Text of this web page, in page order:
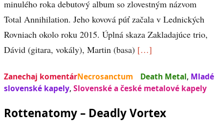
minulého roka debutový album so zlovestným názvom
Total Annihilation. Jeho kovová púť začala v Lednických
Rovniach okolo roku 2015. Úplná skaza Zakladajúce trio,
Dávid (gitara, vokály), Martin (basa) […]
Zanechaj komentárNecrosanctum Death Metal, Mladé
slovenské kapely, Slovenské a české metalové kapely
Rottenatomy – Deadly Vortex